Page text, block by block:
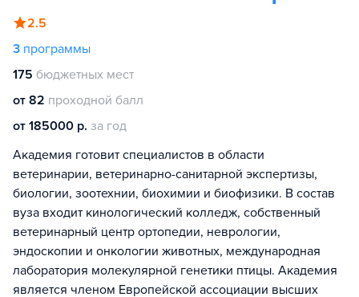
2.5
3 программы
175 бюджетных мест
от 82 проходной балл
от 185000 р. за год
Академия готовит специалистов в области
ветеринарии, ветеринарно-санитарной экспертизы,
биологии, зоотехнии, биохимии и биофизики. В состав
вуза входит кинологический колледж, собственный
ветеринарный центр ортопедии, неврологии,
эндоскопии и онкологии животных, международная
лаборатория молекулярной генетики птицы. Академия
является членом Европейской ассоциации высших